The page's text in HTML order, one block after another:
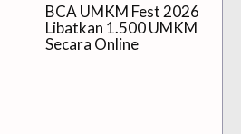
BCA UMKM Fest 2026
Libatkan 1.500 UMKM
Secara Online